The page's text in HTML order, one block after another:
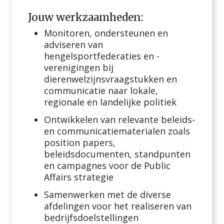
Jouw werkzaamheden:
Monitoren, ondersteunen en
adviseren van
hengelsportfederaties en -
verenigingen bij
dierenwelzijnsvraagstukken en
communicatie naar lokale,
regionale en landelijke politiek
Ontwikkelen van relevante beleids-
en communicatiematerialen zoals
position papers,
beleidsdocumenten, standpunten
en campagnes voor de Public
Affairs strategie
Samenwerken met de diverse
afdelingen voor het realiseren van
bedrijfsdoelstellingen